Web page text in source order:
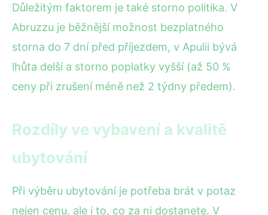
Důležitým faktorem je také storno politika. V
Abruzzu je běžnější možnost bezplatného
storna do 7 dní před příjezdem, v Apulii bývá
lhůta delší a storno poplatky vyšší (až 50 %
ceny při zrušení méně než 2 týdny předem).
Rozdíly ve vybavení a kvalitě
ubytování
Při výběru ubytování je potřeba brát v potaz
nejen cenu, ale i to, co za ni dostanete. V